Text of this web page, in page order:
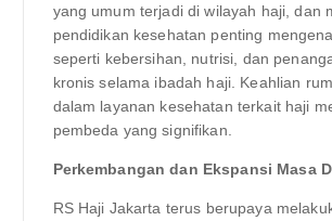
yang umum terjadi di wilayah haji, dan
pendidikan kesehatan penting
seperti kebersihan, nutrisi, dan
kronis selama ibadah haji. Keahlian
dalam layanan kesehatan terkait haji
pembeda yang signifikan.
Perkembangan dan Ekspansi Masa
RS Haji Jakarta terus berupaya